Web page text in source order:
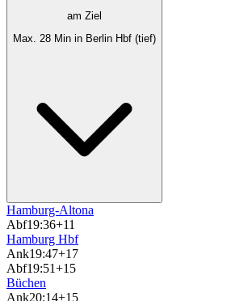
am Ziel
Max. 28 Min in Berlin Hbf (tief)
Hamburg-Altona
Abf19:36+11
Hamburg Hbf
Ank19:47+17
Abf19:51+15
Büchen
Ank20:14+15